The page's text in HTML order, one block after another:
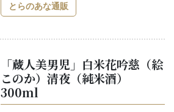
とらのあな通販
「蔵人美男児」白米花吟慈（絵
このか）清夜（純米酒）
300ml